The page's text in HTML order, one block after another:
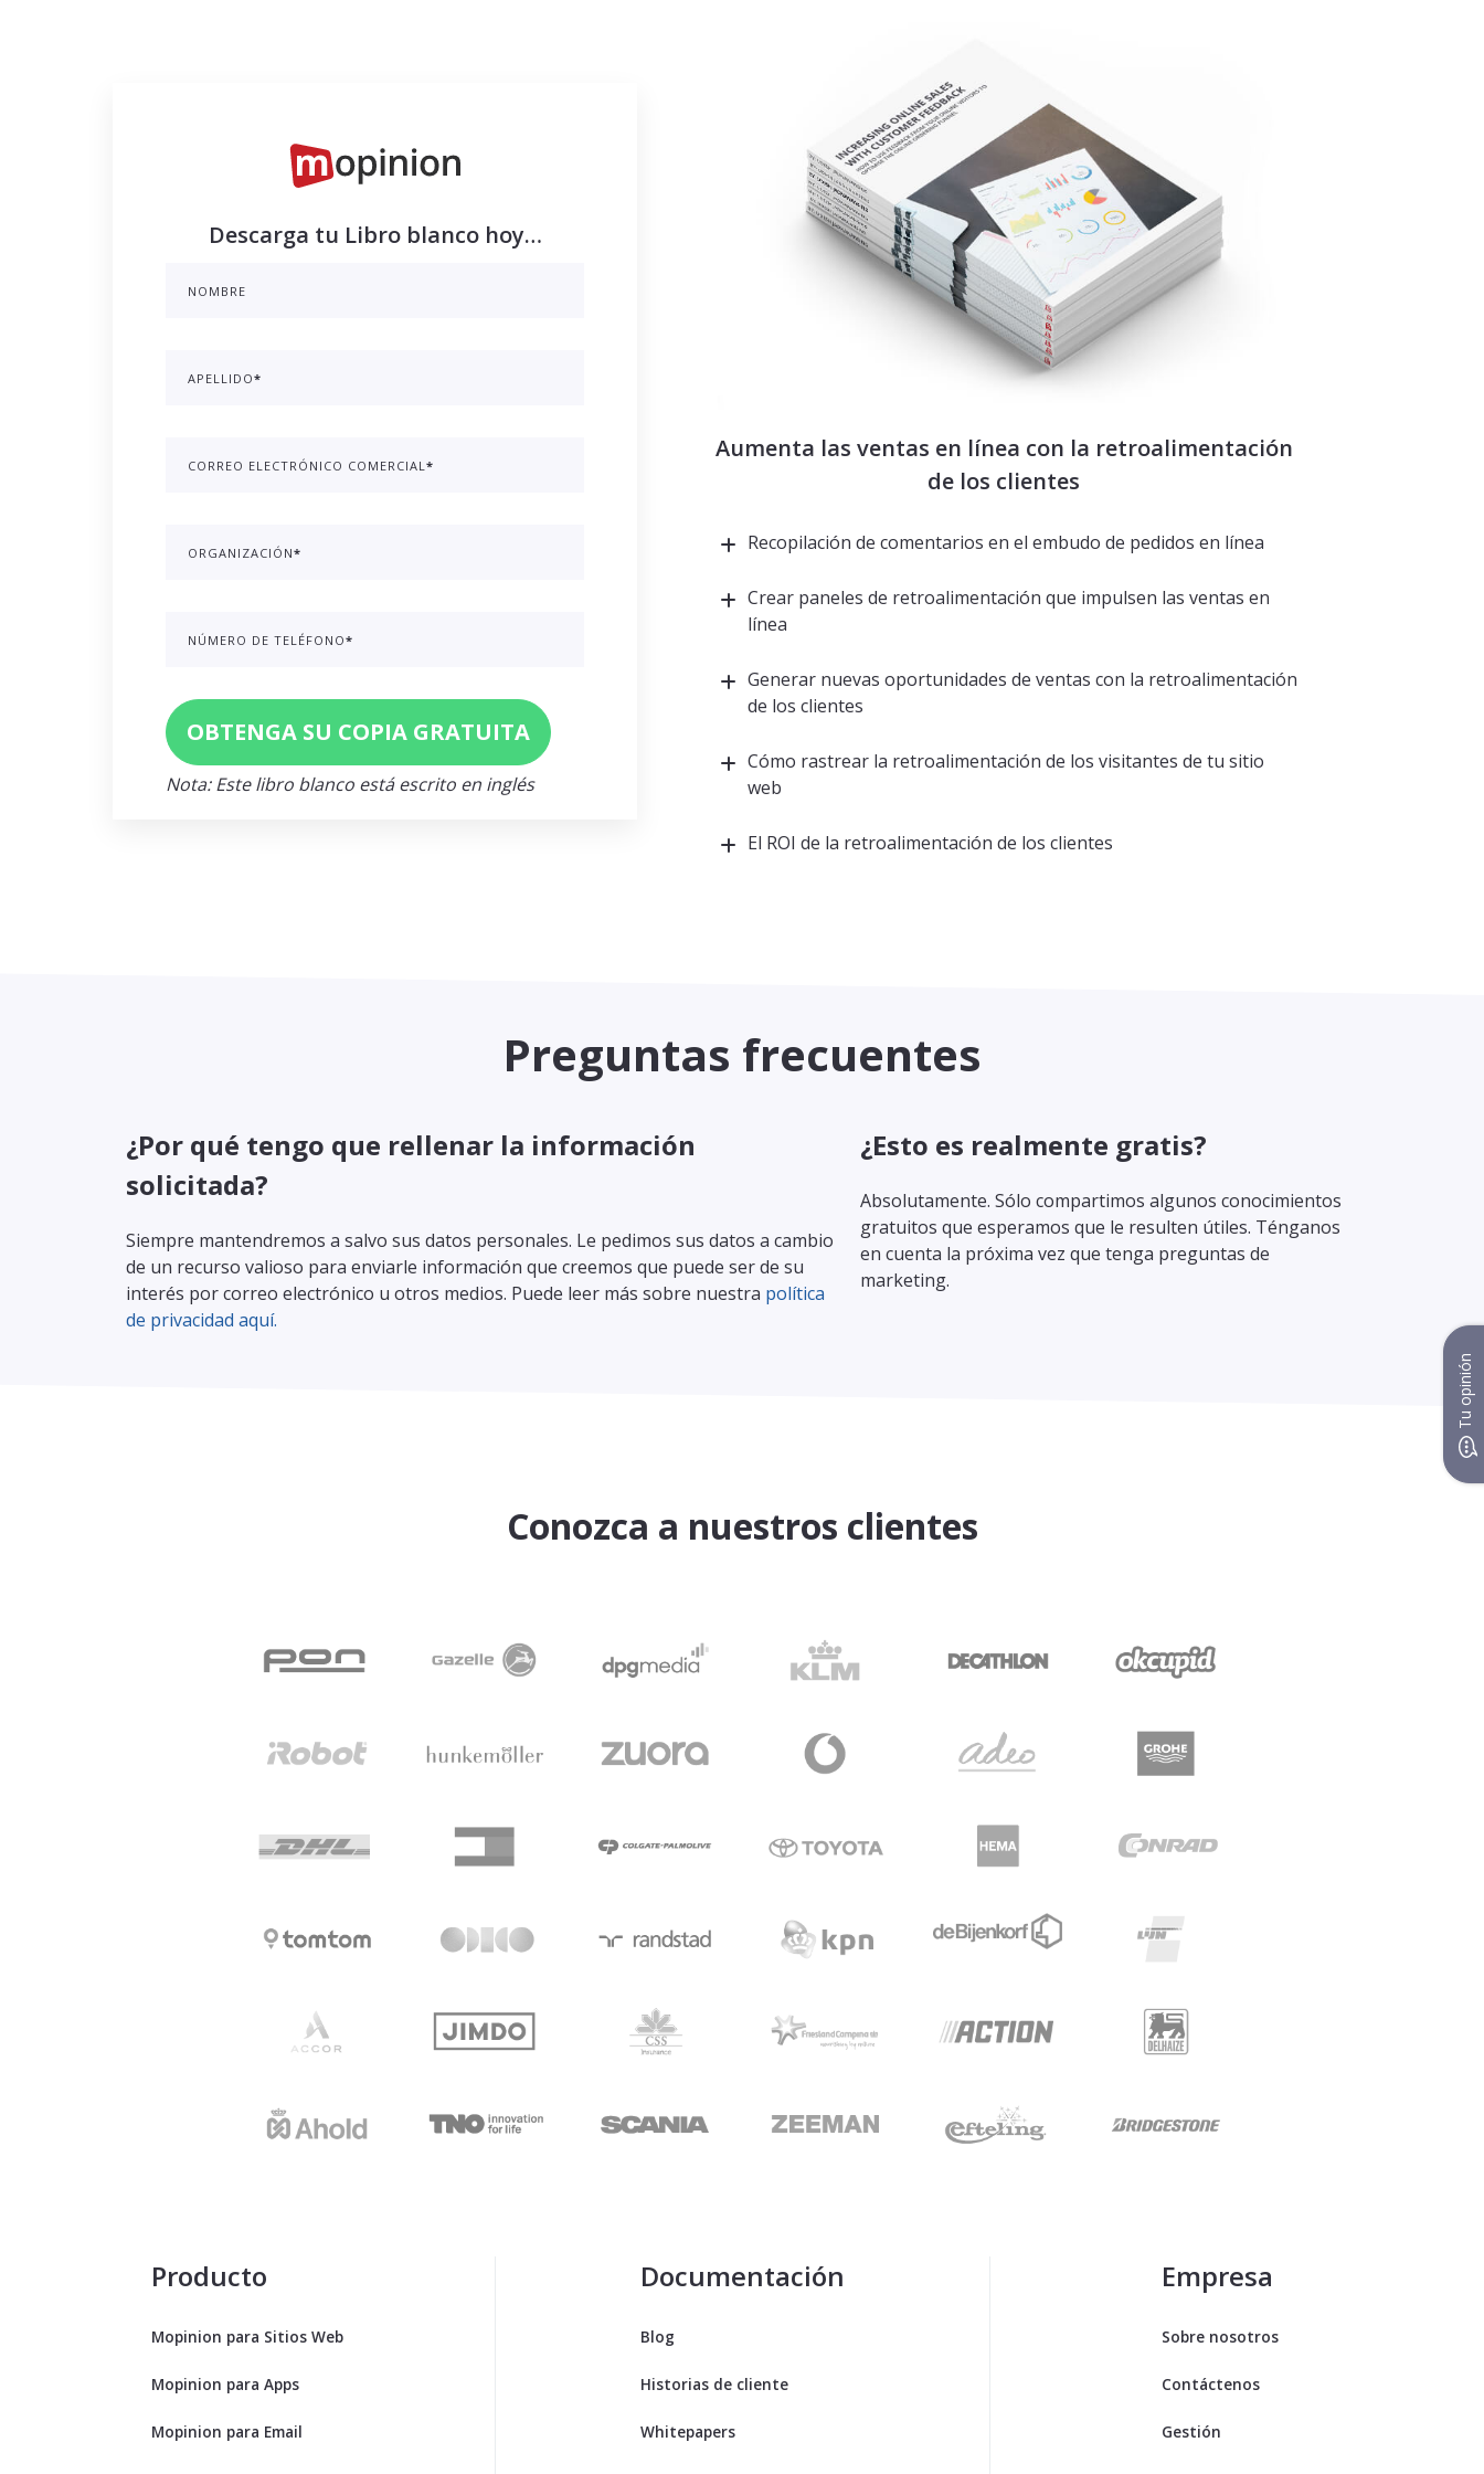
Aumenta las ventas en línea con la retroalimentación
de los clientes
Recopilación de comentarios en el embudo de pedidos en línea
Crear paneles de retroalimentación que impulsen las ventas en
línea
Generar nuevas oportunidades de ventas con la retroalimentación
de los clientes
Cómo rastrear la retroalimentación de los visitantes de tu sitio
web
El ROI de la retroalimentación de los clientes
Descarga tu Libro blanco hoy…
NOMBRE
APELLIDO*
CORREO ELECTRÓNICO COMERCIAL *
ORGANIZACIÓN*
NÚMERO DE TELÉFONO*
Nota: Este libro blanco está escrito en inglés
Preguntas frecuentes
¿Por qué tengo que rellenar la información
solicitada?
Siempre mantendremos a salvo sus datos personales. Le pedimos sus datos a cambio
de un recurso valioso para enviarle información que creemos que puede ser de su
interés por correo electrónico u otros medios. Puede leer más sobre nuestra política
de privacidad aquí.
¿Esto es realmente gratis?
Absolutamente. Sólo compartimos algunos conocimientos
gratuitos que esperamos que le resulten útiles. Ténganos
en cuenta la próxima vez que tenga preguntas de
marketing.
Conozca a nuestros clientes
Producto
Mopinion para Sitios Web
Mopinion para Apps
Mopinion para Email
Documentación
Blog
Historias de cliente
Whitepapers
Empresa
Sobre nosotros
Contáctenos
Gestión
Tu opinión